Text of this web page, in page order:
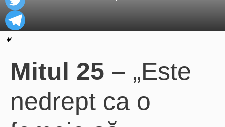
Mitul 25 – „Este
nedrept ca o